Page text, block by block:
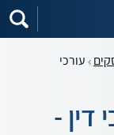
עורכי
דין -